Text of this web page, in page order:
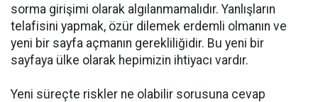
sorma girişimi olarak algılanmamalıdır. Yanlışların
telafisini yapmak, özür dilemek erdemli olmanın ve
yeni bir sayfa açmanın gerekliliğidir. Bu yeni bir
sayfaya ülke olarak hepimizin ihtiyacı vardır.
Yeni süreçte riskler ne olabilir sorusuna cevap